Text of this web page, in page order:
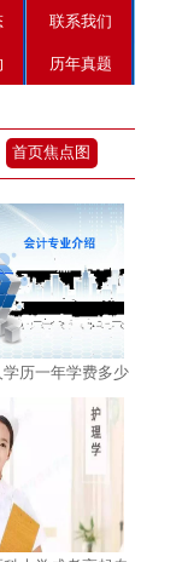
联系我们
历年真题
首页焦点图
历一年学费多少